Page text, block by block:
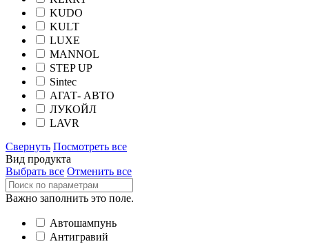
KUDO
KULT
LUXE
MANNOL
STEP UP
Sintec
АГАТ- АВТО
ЛУКОЙЛ
LAVR
Свернуть Посмотреть все
Вид продукта
Выбрать все Отменить все
Важно заполнить это поле.
Автошампунь
Антигравий